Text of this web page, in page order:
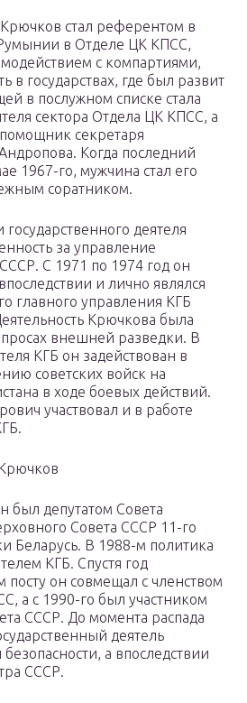
стал референтом в
в Отделе ЦК КПСС,
с компартиями,
в государствах, где был развит
в послужном списке стала
сектора Отдела ЦК КПСС, а
секретаря
Когда последний
1967-го, мужчина стал его
соратником.
деятеля
за управление
С 1971 по 1974 год он
и лично являлся
главного управления КГБ
Крючкова была
внешней разведки. В
КГБ он задействован в
советских войск на
в ходе боевых действий.
участвовал и в работе
был депутатом Совета
Совета СССР 11-го
Беларусь. В 1988-м политика
КГБ. Спустя год
посту он совмещал с членством
а с 1990-го был участником
СССР. До момента распада
деятель
а впоследствии
СССР.